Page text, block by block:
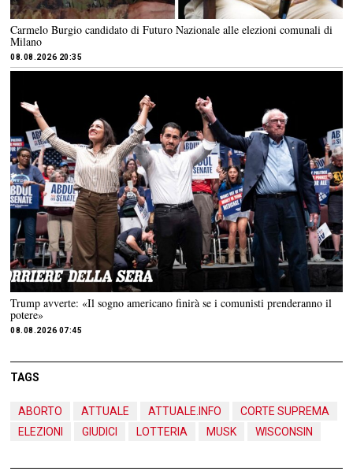
Carmelo Burgio candidato di Futuro Nazionale alle elezioni comunali di
Milano
08.08.2026 20:35
Trump avverte: «Il sogno americano finirà se i comunisti prenderanno il
potere»
08.08.2026 07:45
TAGS
ABORTO ATTUALE ATTUALE.INFO
CORTE SUPREMA
ELEZIONI
GIUDICI LOTTERIA MUSK WISCONSIN